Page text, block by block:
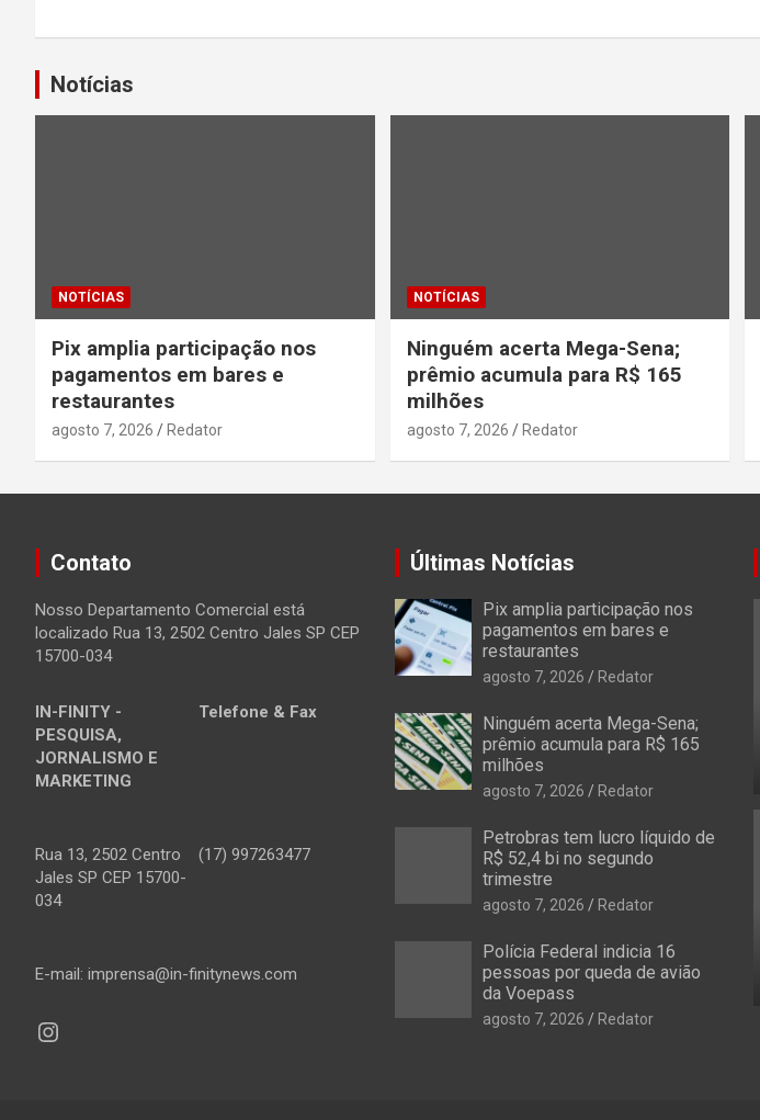
Notícias
NOTÍCIAS
Pix amplia participação nos
pagamentos em bares e
restaurantes
agosto 7, 2026 Redator
NOTÍCIAS
Ninguém acerta Mega-Sena;
prêmio acumula para R$ 165
milhões
agosto 7, 2026 Redator
Contato
Nosso Departamento Comercial está
localizado Rua 13, 2502 Centro Jales SP CEP
15700-034
IN-FINITY -
PESQUISA,
JORNALISMO E
MARKETING
Telefone & Fax
Rua 13, 2502 Centro
Jales SP CEP 15700-
034
(17) 997263477
E-mail: imprensa@in-finitynews.com
Instagram
Últimas Notícias
Pix amplia participação nos
pagamentos em bares e
restaurantes
agosto 7, 2026 Redator
Ninguém acerta Mega-Sena;
prêmio acumula para R$ 165
milhões
agosto 7, 2026 Redator
Petrobras tem lucro líquido de
R$ 52,4 bi no segundo
trimestre
agosto 7, 2026 Redator
Polícia Federal indicia 16
pessoas por queda de avião
da Voepass
agosto 7, 2026 Redator